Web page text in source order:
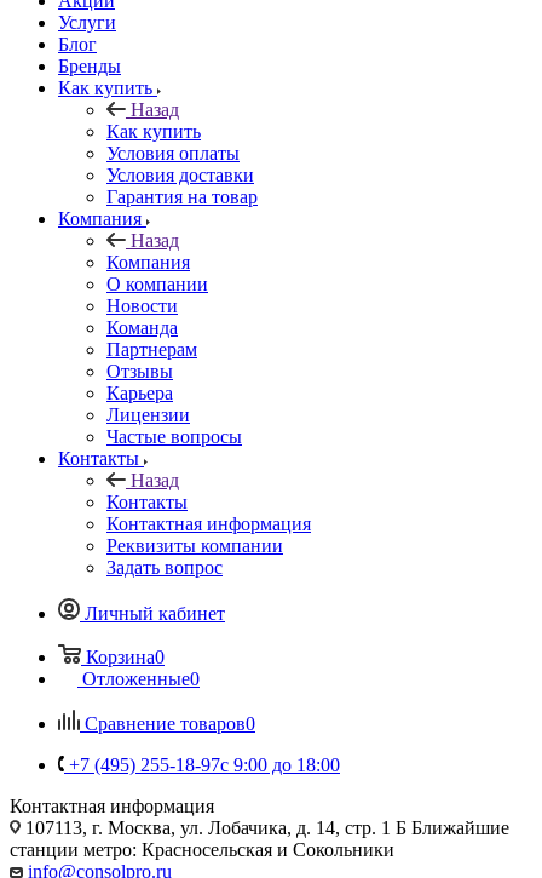
Услуги
Блог
Бренды
Как купить
Назад
Как купить
Условия оплаты
Условия доставки
Гарантия на товар
Компания
Назад
Компания
О компании
Новости
Команда
Партнерам
Отзывы
Карьера
Лицензии
Частые вопросы
Контакты
Назад
Контакты
Контактная информация
Реквизиты компании
Задать вопрос
Личный кабинет
Корзина0
Отложенные0
Сравнение товаров0
+7 (495) 255-18-97с 9:00 до 18:00
Контактная информация
107113, г. Москва, ул. Лобачика, д. 14, стр. 1 Б Ближайшие
станции метро: Красносельская и Сокольники
info@consolpro.ru